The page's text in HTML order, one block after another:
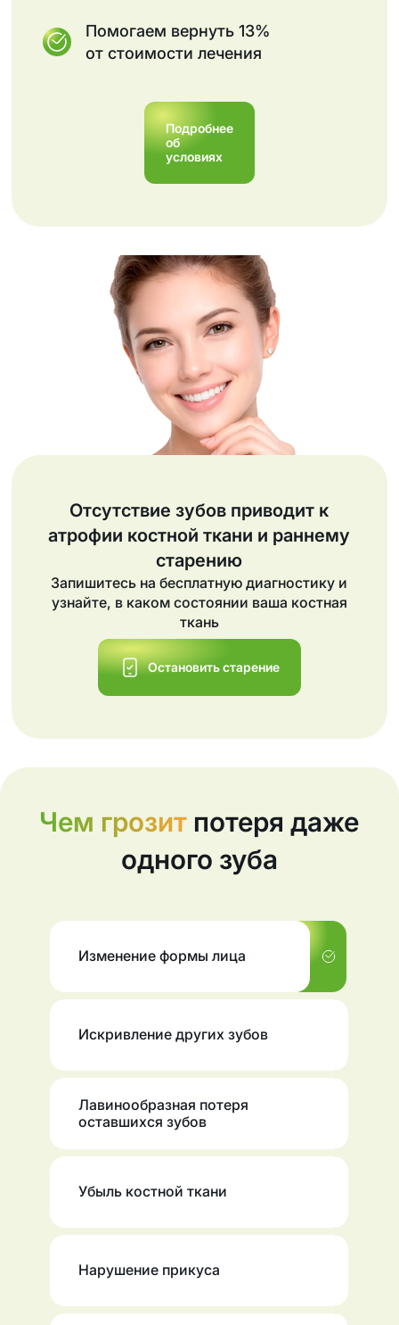
Помогаем вернуть 13%
от стоимости лечения
Подробнее
об
условиях
Отсутствие зубов приводит к
атрофии костной ткани и раннему
старению
Запишитесь на бесплатную диагностику и
узнайте, в каком состоянии ваша костная
ткань
Остановить старение
Чем грозит потеря даже
одного зуба
Изменение формы лица
Искривление других зубов
Лавинообразная потеря
оставшихся зубов
Убыль костной ткани
Нарушение прикуса